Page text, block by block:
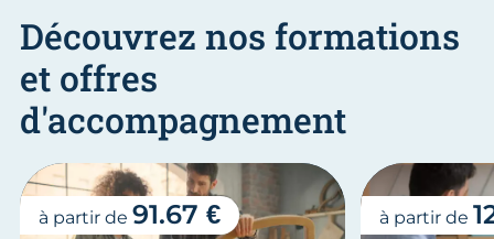
Découvrez nos formations
et offres
d'accompagnement
à partir de 91.67 € à partir de